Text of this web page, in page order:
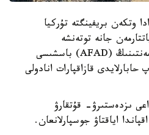
وتكەن بريفينگتە تۇركيا
جانە توتەنشە
جاعدايلارمەن كۇرەس دەپارتامەنتىنىڭ (AFAD) باسشىسى
قازاقپارات انادولى
ىزدەستىرۋ- قۇتقارۋ